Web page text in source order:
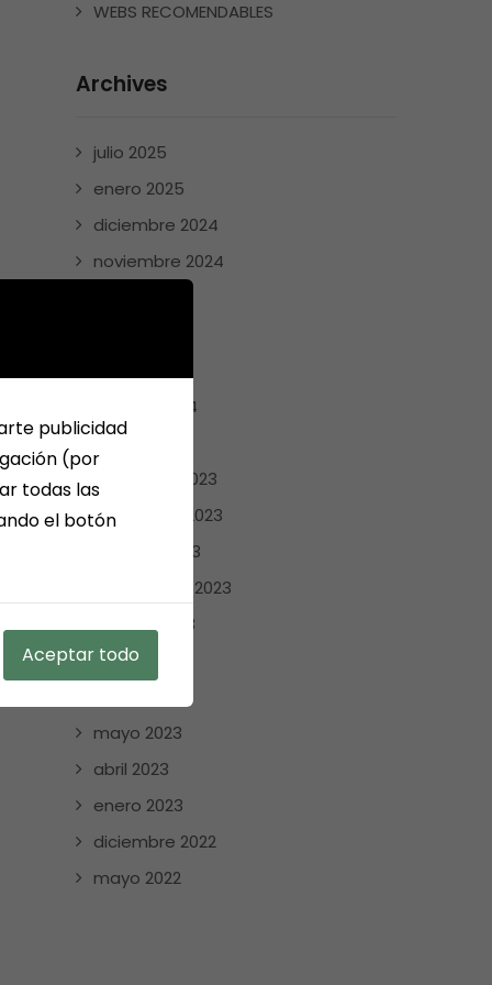
WEBS RECOMENDABLES
Archives
julio 2025
enero 2025
diciembre 2024
noviembre 2024
febrero 2024
diciembre 2023
noviembre 2023
octubre 2023
septiembre 2023
agosto 2023
julio 2023
mayo 2023
abril 2023
enero 2023
diciembre 2022
mayo 2022
publicidad
(por
todas las
el botón
Aceptar todo